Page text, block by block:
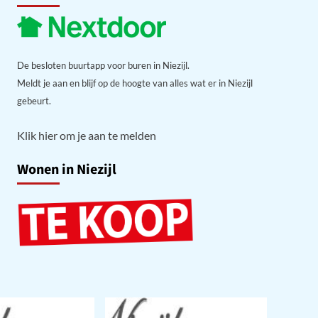
De besloten buurtapp voor buren in Niezijl.
Meldt je aan en blijf op de hoogte van alles wat er in Niezijl
gebeurt.
Klik hier om je aan te melden
Wonen in Niezijl